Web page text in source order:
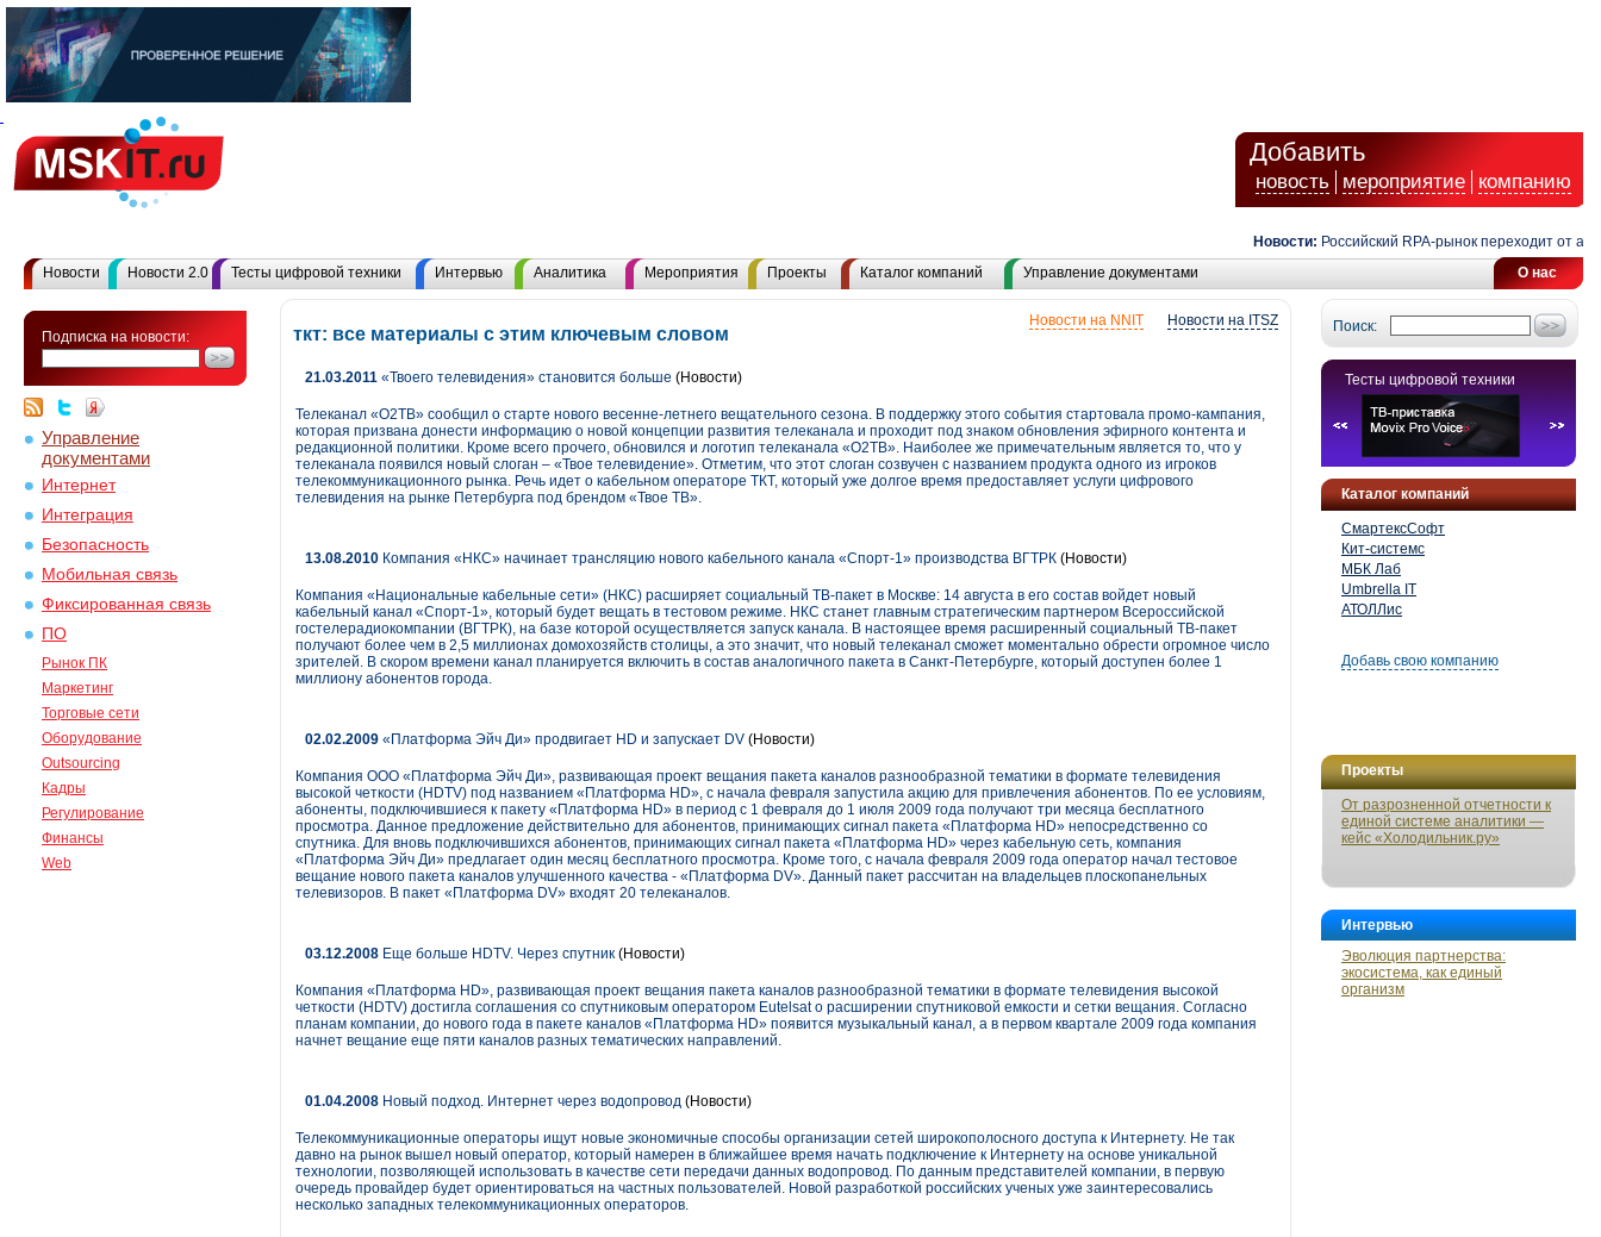
Добавить
новость мероприятие компанию
Новости: Российский RPA-рынок переходит от
О нас
Новости Новости 2.0 Тесты цифровой техники Интервью Аналитика Мероприятия Проекты Каталог компаний Управление документами
Подписка на новости:
Управление
документами
Интернет
Интеграция
Безопасность
Мобильная связь
Фиксированная связь
ПО
Рынок ПК
Маркетинг
Торговые сети
Оборудование
Outsourcing
Кадры
Регулирование
Финансы
Web
Поиск:
Тесты цифровой техники
Каталог компаний
СмартексСофт
Кит-системс
МБК Лаб
Umbrella IT
АТОЛЛис
Добавь свою компанию
Проекты
От разрозненной отчетности к
единой системе аналитики —
кейс «Холодильник.ру»
Интервью
Эволюция партнерства:
экосистема, как единый
организм
Новости на ITSZ
Новости на NNIT
ткт: все материалы с этим ключевым словом
21.03.2011 «Твоего телевидения» становится больше (Новости)
Телеканал «О2ТВ» сообщил о старте нового весенне-летнего вещательного сезона. В поддержку этого события стартовала промо-кампания,
которая призвана донести информацию о новой концепции развития телеканала и проходит под знаком обновления эфирного контента и
редакционной политики. Кроме всего прочего, обновился и логотип телеканала «О2ТВ». Наиболее же примечательным является то, что у
телеканала появился новый слоган – «Твое телевидение». Отметим, что этот слоган созвучен с названием продукта одного из игроков
телекоммуникационного рынка. Речь идет о кабельном операторе ТКТ, который уже долгое время предоставляет услуги цифрового
телевидения на рынке Петербурга под брендом «Твое ТВ».
13.08.2010 Компания «НКС» начинает трансляцию нового кабельного канала «Спорт-1» производства ВГТРК (Новости)
Компания «Национальные кабельные сети» (НКС) расширяет социальный ТВ-пакет в Москве: 14 августа в его состав войдет новый
кабельный канал «Спорт-1», который будет вещать в тестовом режиме. НКС станет главным стратегическим партнером Всероссийской
гостелерадиокомпании (ВГТРК), на базе которой осуществляется запуск канала. В настоящее время расширенный социальный ТВ-пакет
получают более чем в 2,5 миллионах домохозяйств столицы, а это значит, что новый телеканал сможет моментально обрести огромное число
зрителей. В скором времени канал планируется включить в состав аналогичного пакета в Санкт-Петербурге, который доступен более 1
миллиону абонентов города.
02.02.2009 «Платформа Эйч Ди» продвигает HD и запускает DV (Новости)
Компания ООО «Платформа Эйч Ди», развивающая проект вещания пакета каналов разнообразной тематики в формате телевидения
высокой четкости (HDTV) под названием «Платформа HD», с начала февраля запустила акцию для привлечения абонентов. По ее условиям,
абоненты, подключившиеся к пакету «Платформа HD» в период с 1 февраля до 1 июля 2009 года получают три месяца бесплатного
просмотра. Данное предложение действительно для абонентов, принимающих сигнал пакета «Платформа HD» непосредственно со
спутника. Для вновь подключившихся абонентов, принимающих сигнал пакета «Платформа HD» через кабельную сеть, компания
«Платформа Эйч Ди» предлагает один месяц бесплатного просмотра. Кроме того, с начала февраля 2009 года оператор начал тестовое
вещание нового пакета каналов улучшенного качества - «Платформа DV». Данный пакет рассчитан на владельцев плоскопанельных
телевизоров. В пакет «Платформа DV» входят 20 телеканалов.
03.12.2008 Еще больше HDTV. Через спутник (Новости)
Компания «Платформа HD», развивающая проект вещания пакета каналов разнообразной тематики в формате телевидения высокой
четкости (HDTV) достигла соглашения со спутниковым оператором Eutelsat о расширении спутниковой емкости и сетки вещания. Согласно
планам компании, до нового года в пакете каналов «Платформа HD» появится музыкальный канал, а в первом квартале 2009 года компания
начнет вещание еще пяти каналов разных тематических направлений.
01.04.2008 Новый подход. Интернет через водопровод (Новости)
Телекоммуникационные операторы ищут новые экономичные способы организации сетей широкополосного доступа к Интернету. Не так
давно на рынок вышел новый оператор, который намерен в ближайшее время начать подключение к Интернету на основе уникальной
технологии, позволяющей использовать в качестве сети передачи данных водопровод. По данным представителей компании, в первую
очередь провайдер будет ориентироваться на частных пользователей. Новой разработкой российских ученых уже заинтересовались
несколько западных телекоммуникационных операторов.